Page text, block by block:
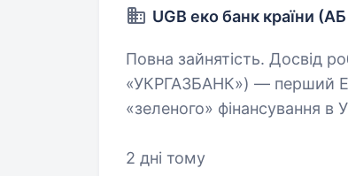
UGB еко банк країни
Повна зайнятість. Досвід
«УКРГАЗБАНК») — перший
«зеленого» фінансування в
2 дні тому